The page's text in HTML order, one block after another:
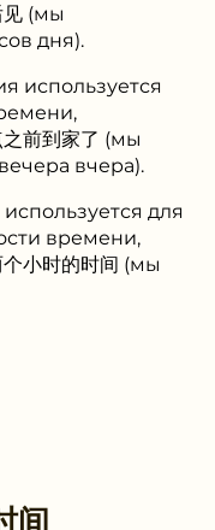
见 (мы
дня).
используется
前到家了 (мы
вчера).
используется для
времени,
小时的时间 (мы
间